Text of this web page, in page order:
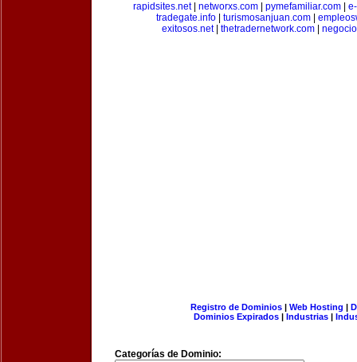
rapidsites.net| networxs.com| pymefamiliar.com|
tradegate.info| turismosanjuan.com|
exitosos.net| thetradernetwork.com|
Registro de Dominios| Web Hosting |
Dominios Expirados | Industrias |
Categorías de Dominio: